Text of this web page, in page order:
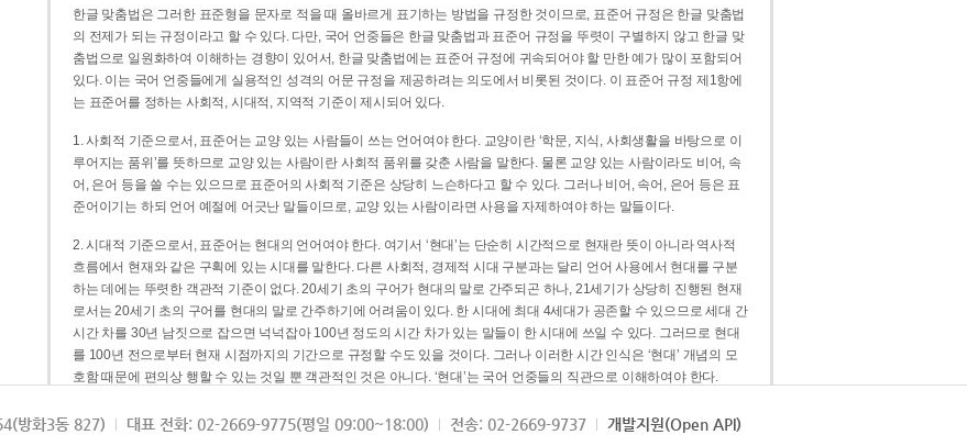
한글 맞춤법은 그러한 표준형을 문자로 적을 때 올바르게 표기하는 방법을 규정한 것이므로, 표준어 규정은 한글 맞춤법
의 전제가 되는 규정이라고 할 수 있다. 다만, 국어 언중들은 한글 맞춤법과 표준어 규정을 뚜렷이 구별하지 않고 한글 맞
춤법으로 일원화하여 이해하는 경향이 있어서, 한글 맞춤법에는 표준어 규정에 귀속되어야 할 만한 예가 많이 포함되어
있다. 이는 국어 언중들에게 실용적인 성격의 어문 규정을 제공하려는 의도에서 비롯된 것이다. 이 표준어 규정 제1항에
는 표준어를 정하는 사회적, 시대적, 지역적 기준이 제시되어 있다.
1. 사회적 기준으로서, 표준어는 교양 있는 사람들이 쓰는 언어여야 한다. 교양이란 ‘학문, 지식, 사회생활을 바탕으로 이
루어지는 품위’를 뜻하므로 교양 있는 사람이란 사회적 품위를 갖춘 사람을 말한다. 물론 교양 있는 사람이라도 비어, 속
어, 은어 등을 쓸 수는 있으므로 표준어의 사회적 기준은 상당히 느슨하다고 할 수 있다. 그러나 비어, 속어, 은어 등은 표
준어이기는 하되 언어 예절에 어긋난 말들이므로, 교양 있는 사람이라면 사용을 자제하여야 하는 말들이다.
2. 시대적 기준으로서, 표준어는 현대의 언어여야 한다. 여기서 ‘현대’는 단순히 시간적으로 현재란 뜻이 아니라 역사적
흐름에서 현재와 같은 구획에 있는 시대를 말한다. 다른 사회적, 경제적 시대 구분과는 달리 언어 사용에서 현대를 구분
하는 데에는 뚜렷한 객관적 기준이 없다. 20세기 초의 구어가 현대의 말로 간주되곤 하나, 21세기가 상당히 진행된 현재
로서는 20세기 초의 구어를 현대의 말로 간주하기에 어려움이 있다. 한 시대에 최대 4세대가 공존할 수 있으므로 세대 간
시간 차를 30년 남짓으로 잡으면 넉넉잡아 100년 정도의 시간 차가 있는 말들이 한 시대에 쓰일 수 있다. 그러므로 현대
를 100년 전으로부터 현재 시점까지의 기간으로 규정할 수도 있을 것이다. 그러나 이러한 시간 인식은 ‘현대’ 개념의 모
호함 때문에 편의상 행할 수 있는 것일 뿐 객관적인 것은 아니다. ‘현대’는 국어 언중들의 직관으로 이해하여야 한다.
3. 지역적 기준으로서, 표준어는 서울말이어야 한다. 이는 표준어의 공용어적 성격을 가장 크게 드러내 주는 기준이다.
방화3동 827) 대표 전화: 02-2669-9775(평일 09:00~18:00) 전송: 02-2669-9737 개발지원(Open API)